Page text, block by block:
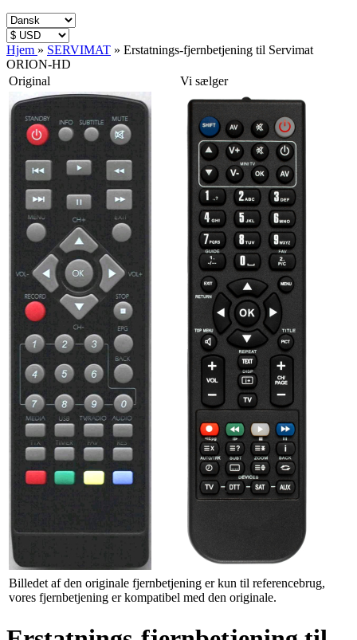
Hjem » SERVIMAT » Erstatnings-fjernbetjening til Servimat
ORION-HD
Original
Vi sælger
Billedet af den originale fjernbetjening er kun til referencebrug,
vores fjernbetjening er kompatibel med den originale.